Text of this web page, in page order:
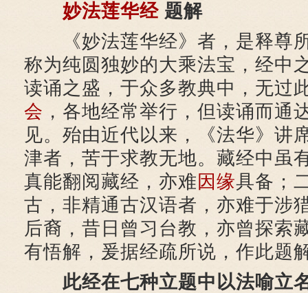
妙法莲华经 题解
《妙法莲华经》者，是释尊
称为纯圆独妙的大乘法宝，经中
读诵之盛，于众多教典中，无过
会 ，各地经常举行，但读诵而通
见。殆由近代以来，《法华》讲
津者，苦于求教无地。藏经中虽
真能翻阅藏经，亦难 因缘具备；
古，非精通古汉语者，亦难于涉
后裔，昔日曾习台教，亦曾探索
有悟解，爰据经疏所说，作此题
此经在七种立题中以法喻立